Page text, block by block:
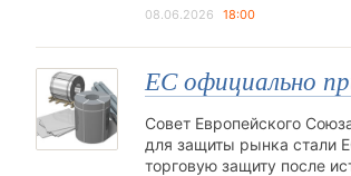
08.06.2026 18:00
ЕС официально
Совет Европейского
для защиты рынка стали
торговую защиту после